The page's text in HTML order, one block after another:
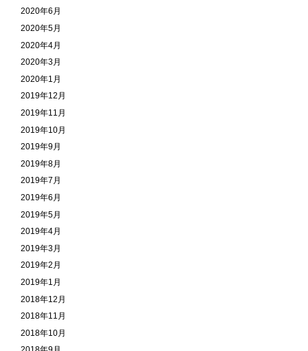
2020年6月
2020年5月
2020年4月
2020年3月
2020年1月
2019年12月
2019年11月
2019年10月
2019年9月
2019年8月
2019年7月
2019年6月
2019年5月
2019年4月
2019年3月
2019年2月
2019年1月
2018年12月
2018年11月
2018年10月